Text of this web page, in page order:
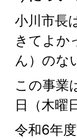
小川市長
きてよか
ん）のな
この事業
日（木曜
令和6年